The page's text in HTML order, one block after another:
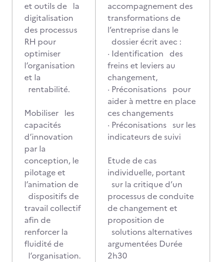
et outils de la
digitalisation
des processus
RH pour
optimiser
l’organisation
et la
rentabilité.
Mobiliser les
capacités
d’innovation
par la
conception, le
pilotage et
l’animation de
dispositifs de
travail collectif
afin de
renforcer la
fluidité de
l’organisation.
accompagnement des
transformations de
l’entreprise dans le
dossier écrit avec :
· Identification des
freins et leviers au
changement,
· Préconisations pour
aider à mettre en place
ces changements
· Préconisations sur les
indicateurs de suivi
Etude de cas
individuelle, portant
sur la critique d’un
processus de conduite
de changement et
proposition de
solutions alternatives
argumentées Durée
2h30